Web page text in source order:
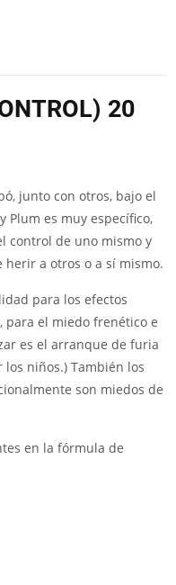
20
junto con otros, bajo el
Plum es muy específico,
control de uno mismo y
a otros o a sí mismo.
para los efectos
el miedo frenético e
es el arranque de furia
niños.) También los
son miedos de
en la fórmula de